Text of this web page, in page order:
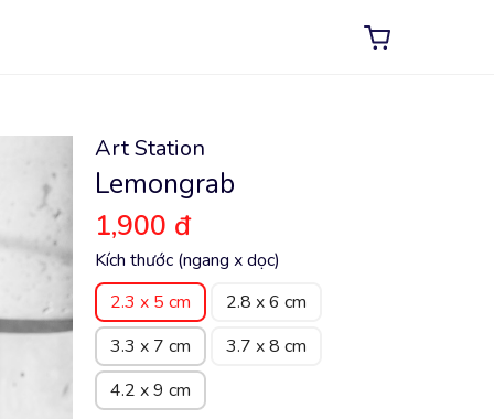
Art Station
Lemongrab
1,900 đ
Kích thước (ngang x dọc)
2.3 x 5 cm
2.8 x 6 cm
3.3 x 7 cm
3.7 x 8 cm
4.2 x 9 cm